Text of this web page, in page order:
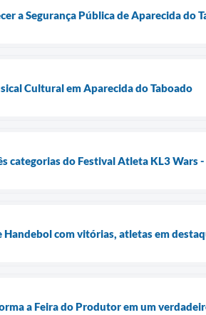
a Segurança Pública de Aparecida do
Cultural em Aparecida do Taboado
categorias do Festival Atleta KL3 Wars
Handebol com vitórias, atletas em
a Feira do Produtor em um